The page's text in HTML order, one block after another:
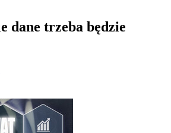
dane trzeba będzie